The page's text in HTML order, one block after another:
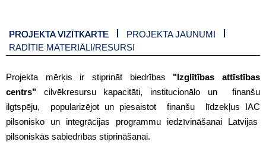
PROJEKTA VIZĪTKARTE
PROJEKTA JAUNUMI
RADĪTIE MATERIĀLI/RESURSI
Projekta mērķis ir stiprināt biedrības "Izglītības attīstības
centrs" cilvēkresursu kapacitāti, institucionālo un finanšu
ilgtspēju, popularizējot un piesaistot finanšu līdzekļus IAC
pilsonisko un integrācijas programmu iedzīvināšanai Latvijas
pilsoniskās sabiedrības stiprināšanai.